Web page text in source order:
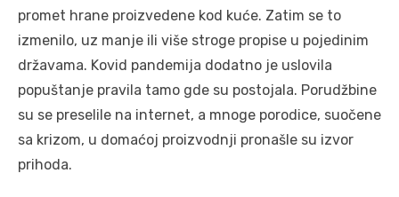
promet hrane proizvedene kod kuće. Zatim se to
izmenilo, uz manje ili više stroge propise u pojedinim
državama. Kovid pandemija dodatno je uslovila
popuštanje pravila tamo gde su postojala. Porudžbine
su se preselile na internet, a mnoge porodice, suočene
sa krizom, u domaćoj proizvodnji pronašle su izvor
prihoda.